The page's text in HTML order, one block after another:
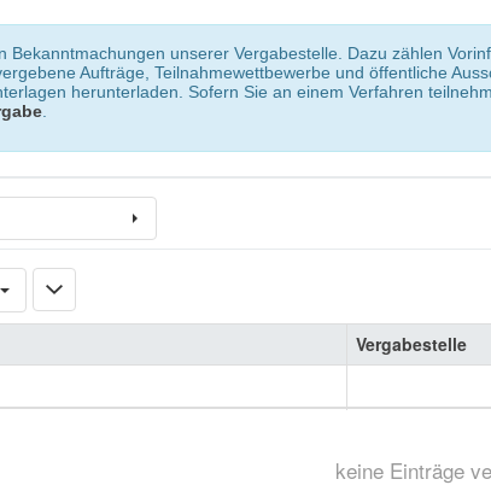
Bekanntmachungen unserer Vergabestelle. Dazu zählen
Aufträge, Teilnahmewettbewerbe und öffentliche
herunterladen. Sofern Sie an einem Verfahren
Vergabestelle
keine Einträge